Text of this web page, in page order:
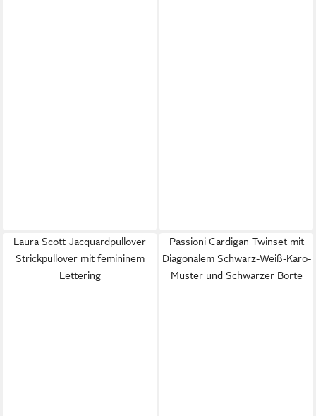
Laura Scott Jacquardpullover
Strickpullover mit femininem
Lettering
Passioni Cardigan Twinset mit
Diagonalem Schwarz-Weiß-Karo-
Muster und Schwarzer Borte